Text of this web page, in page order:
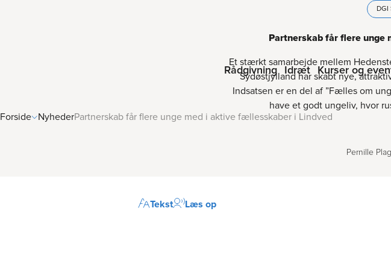
Rådgivning Idræt Kurser og
Forside NyhederPartnerskab får flere unge med i aktive fællesskaber i Lindved
Partnerskab får flere unge
Et stærkt samarbejde mellem
Sydøstjylland har skabt nye,
Indsatsen er en del af ”Fælles om
have et godt ungeliv, hvor
Pernille
Tekst Læs op